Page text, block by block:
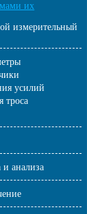
их
измерительный
усилий
троса
анализа